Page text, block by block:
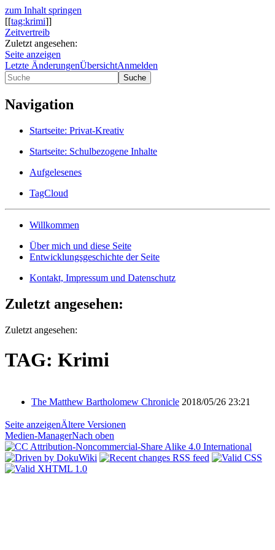
zum Inhalt springen
[[tag:krimi]]
Zeitvertreib
Zuletzt angesehen:
Seite anzeigen
Letzte ÄnderungenÜbersichtAnmelden
Suche
Navigation
Startseite: Privat-Kreativ
Startseite: Schulbezogene Inhalte
Aufgelesenes
TagCloud
Willkommen
Über mich und diese Seite
Entwicklungsgeschichte der Seite
Kontakt, Impressum und Datenschutz
Zuletzt angesehen:
Zuletzt angesehen:
TAG: Krimi
The Matthew Bartholomew Chronicle 2018/05/26 23:21
Seite anzeigenÄltere Versionen
Medien-ManagerNach oben